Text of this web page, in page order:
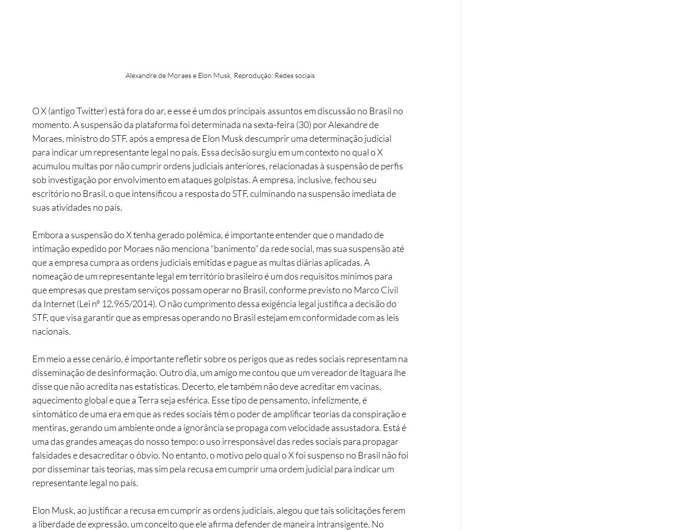
Alexandre de Moraes e Elon Musk. Reprodução: Redes sociais
O X (antigo Twitter) está fora do ar, e esse é um dos principais assuntos em discussão no Brasil no
momento. A suspensão da plataforma foi determinada na sexta-feira (30) por Alexandre de
Moraes, ministro do STF, após a empresa de Elon Musk descumprir uma determinação judicial
para indicar um representante legal no país. Essa decisão surgiu em um contexto no qual o X
acumulou multas por não cumprir ordens judiciais anteriores, relacionadas à suspensão de perfis
sob investigação por envolvimento em ataques golpistas. A empresa, inclusive, fechou seu
escritório no Brasil, o que intensificou a resposta do STF, culminando na suspensão imediata de
suas atividades no país.
Embora a suspensão do X tenha gerado polêmica, é importante entender que o mandado de
intimação expedido por Moraes não menciona “banimento” da rede social, mas sua suspensão até
que a empresa cumpra as ordens judiciais emitidas e pague as multas diárias aplicadas. A
nomeação de um representante legal em território brasileiro é um dos requisitos mínimos para
que empresas que prestam serviços possam operar no Brasil, conforme previsto no Marco Civil
da Internet (Lei nº 12.965/2014). O não cumprimento dessa exigência legal justifica a decisão do
STF, que visa garantir que as empresas operando no Brasil estejam em conformidade com as leis
nacionais.
Em meio a esse cenário, é importante refletir sobre os perigos que as redes sociais representam na
disseminação de desinformação. Outro dia, um amigo me contou que um vereador de Itaguara lhe
disse que não acredita nas estatísticas. Decerto, ele também não deve acreditar em vacinas,
aquecimento global e que a Terra seja esférica. Esse tipo de pensamento, infelizmente, é
sintomático de uma era em que as redes sociais têm o poder de amplificar teorias da conspiração e
mentiras, gerando um ambiente onde a ignorância se propaga com velocidade assustadora. Está é
uma das grandes ameaças do nosso tempo: o uso irresponsável das redes sociais para propagar
falsidades e desacreditar o óbvio. No entanto, o motivo pelo qual o X foi suspenso no Brasil não foi
por disseminar tais teorias, mas sim pela recusa em cumprir uma ordem judicial para indicar um
representante legal no país.
Elon Musk, ao justificar a recusa em cumprir as ordens judiciais, alegou que tais solicitações ferem
a liberdade de expressão, um conceito que ele afirma defender de maneira intransigente. No